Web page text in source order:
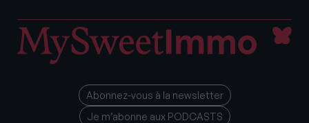
Abonnez-vous à la newsletter
Je m’abonne aux PODCASTS